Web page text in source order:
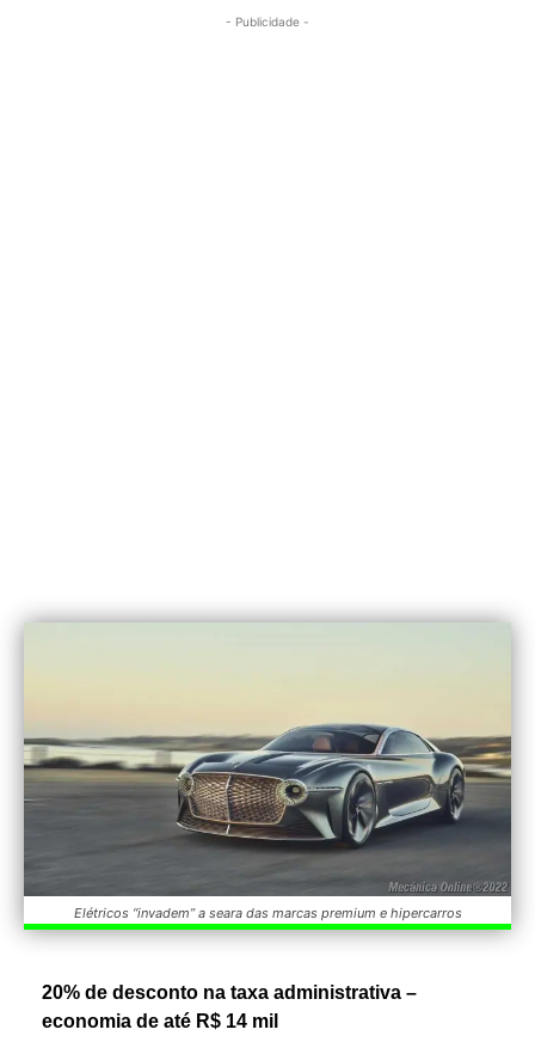
- Publicidade -
Elétricos “invadem” a seara das marcas premium e hipercarros
20% de desconto na taxa administrativa –
economia de até R$ 14 mil